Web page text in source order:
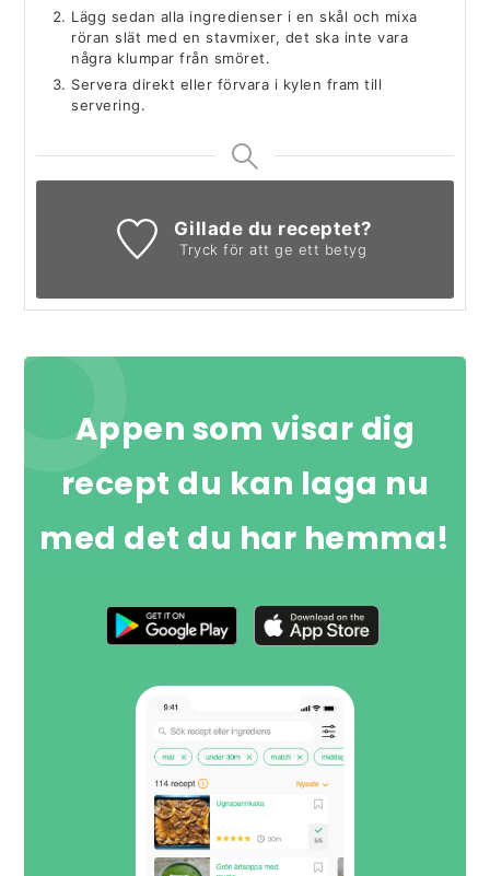
Lägg sedan alla ingredienser i en skål och mixa
röran slät med en stavmixer, det ska inte vara
några klumpar från smöret.
Servera direkt eller förvara i kylen fram till
servering.
Gillade du receptet?
Tryck för att ge ett betyg
Appen som visar dig
recept du kan laga nu
med det du har hemma!